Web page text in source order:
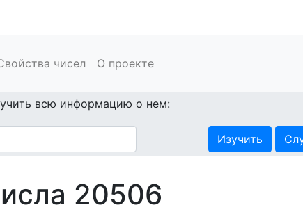
чисел О проекте
всю информацию о нем:
Изучить
20506